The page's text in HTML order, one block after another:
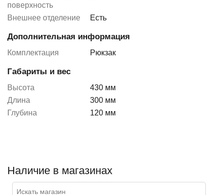
поверхность
Внешнее отделение Есть
Дополнительная информация
Комплектация Рюкзак
Габариты и вес
Высота
430 мм
Длина
300 мм
Глубина
120 мм
Наличие в магазинах